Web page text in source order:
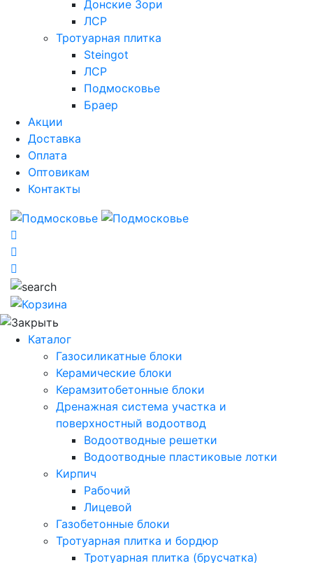
Донские Зори
ЛСР
Тротуарная плитка
Steingot
ЛСР
Подмосковье
Браер
Акции
Доставка
Оплата
Оптовикам
Контакты
Каталог
Газосиликатные блоки
Керамические блоки
Керамзитобетонные блоки
Дренажная система участка и
поверхностный водоотвод
Водоотводные решетки
Водоотводные пластиковые лотки
Кирпич
Рабочий
Лицевой
Газобетонные блоки
Тротуарная плитка и бордюр
Тротуарная плитка (брусчатка)